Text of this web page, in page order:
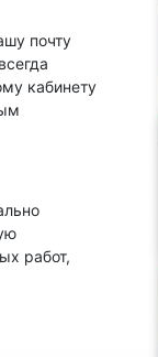
почту
кабинету
работ,